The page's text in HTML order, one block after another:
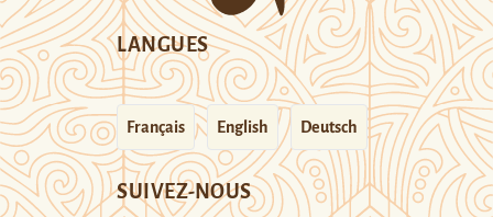
LANGUES
Français English Deutsch
SUIVEZ-NOUS